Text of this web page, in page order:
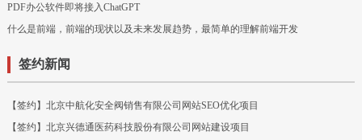
PDF办公软件即将接入ChatGPT
什么是前端，前端的现状以及未来发展趋势，最简单的理解前端开发
签约新闻
【签约】北京中航化安全阀销售有限公司网站SEO优化项目
【签约】北京兴德通医药科技股份有限公司网站建设项目